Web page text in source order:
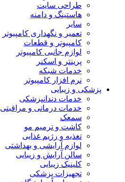
طراحی سایت
هاستینگ و دامنه
سایر
تعمیر و نگهداری کامپیوتر
کامپیوتر و قطعات
لوازم جانبی کامپیوتر
پرینتر و اسکنر
خدمات شبکه
نرم افزار کامپیوتر
پزشکی و زیبایی
خدمات دندانپزشکی
خدمات درمانی و مراقبتی
سمعک
کاشت و ترمیم مو
تغذیه و رژیم غذایی
لوازم آرایشی و بهداشتی
سالن آرایش و زیبایی
کلینیک زیبایی
تجهیزات پزشکی